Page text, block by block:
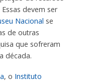
devem ser
Nacional se
de outras
que sofreram
década.
, o Instituto